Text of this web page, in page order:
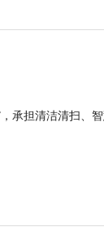
承担清洁清扫、